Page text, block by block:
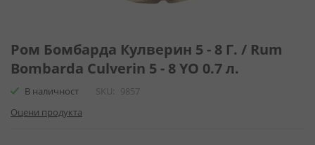
към
началото
на
галерия
снимки
Ром Бомбарда Кулверин 5 - 8 Г. / Rum
Bombarda Culverin 5 - 8 YO 0.7 л.
В наличност SKU
9857
Оцени продукта